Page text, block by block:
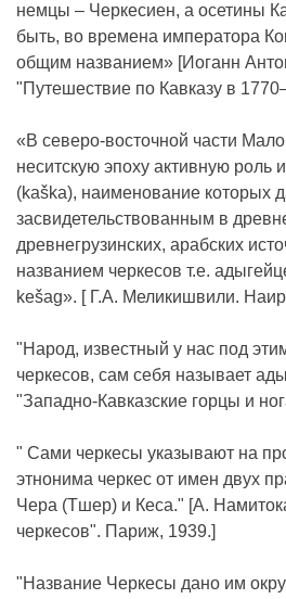
немцы – Черкесиен, а осетины
быть, во времена императора
общим названием» [Иоганн
"Путешествие по Кавказу в
«В северо-восточной части
неситскую эпоху активную роль
(kaška), наименование которых
засвидетельствованным в
древнегрузинских, арабских
названием черкесов т.е.
kešag». [ Г.А. Меликишвили.
"Народ, известный у нас под
черкесов, сам себя называет
"Западно-Кавказские горцы и
" Сами черкесы указывают на
этнонима черкес от имен двух
Чера (Тшер) и Кеса." [А.
черкесов". Париж, 1939.]
"Название Черкесы дано им